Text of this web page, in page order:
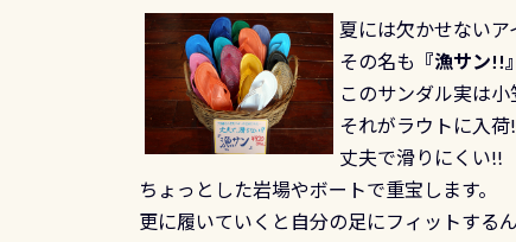
夏には欠かせないア
その名も 『漁サン!!』
このサンダル実は小
それがラウトに入荷
丈夫で滑りにくい!!
ちょっとした岩場やボートで重宝します。
更に履いていくと自分の足にフィットする